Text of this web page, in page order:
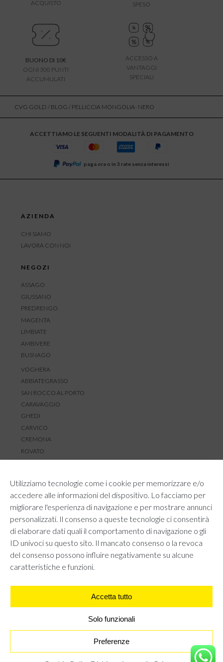
Utilizziamo tecnologie come i cookie per memorizzare e/o
accedere alle informazioni del dispositivo. Lo facciamo per
migliorare l'esperienza di navigazione e per mostrare annunci
personalizzati. Il consenso a queste tecnologie ci consentirà
di elaborare dati quali il comportamento di navigazione o gli
ID univoci su questo sito. Il mancato consenso o la revoca
del consenso possono influire negativamente su alcune
caratteristiche e funzioni.
Accetta tutto
Solo funzionali
Preferenze
PELLICCIA MONGOLIA- NERO
0,00
ACQUISTO
SPESO
BUONO DI 10€
OGNI 300 PUNTI
ACCUMULATI
ACCESSO A
VANTAGGI
SPECIALI
CVG GOLD / BLOG / PELLICCIA MONGOLIA- NERO
ACCETTIAMO LE SEGUENTI MODALITÀ DI PAGAMENTO
paga ora o in 3 rate senza interessi
AZIENDA
CHI SIAMO
LAVORA CON NOI
NEGOZI
ASSAGO
GIUSSANO
PREDRENGO
MAGENTA
LIMBIATE
AMBIVERE
BUSNAGO
VOGHERA
ABBIATEGRASSO
SAN ROCCO AL PORTO
CARAVAGGIO
GHEDI
CARVICO
CREMONA
ROVATO
RESI E RIMBORSI
REGOLAMENTO LOYALTY
CONTATTACI
PRIVACY POLICY COOKIE POLICY
UNI GRUPPO S.R.L - Viale Angelo Filippetti 24, 20122 Milano.
All right reserved P.IVA 10405840967